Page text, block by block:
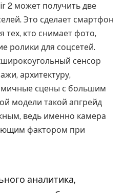
2 может получить две
Это сделает смартфон
тех, кто снимает фото,
ролики для соцсетей.
сенсор
архитектуру,
сцены с большим
модели такой апгрейд
ведь именно камера
фактором при
аналитика,